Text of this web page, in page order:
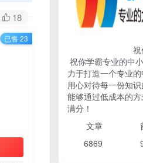
18
已售 23
725人已阅读
初中《中学教材
式
中3
TOP2
（
祝你
祝你学霸专业的中
力于打造一个专业
用心对待每一份知
能够通过低成本的
满分！
文章
6869